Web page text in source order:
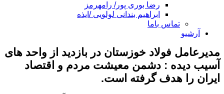
رضا بوری پور/ رامهرمز
ابراهیم بندانی لولویی /ایذه
تماس باما
آرشیو
مدیرعامل فولاد خوزستان در بازدید از واحد های
آسیب دیده : دشمن معیشت مردم و اقتصاد
ایران را هدف گرفته است.